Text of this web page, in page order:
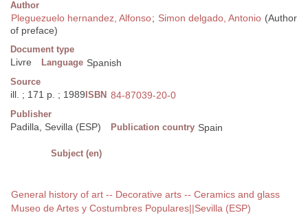
Author
Pleguezuelo hernandez, Alfonso; Simon delgado, Antonio (Author
of preface)
Document type
Livre Language Spanish
Source
ill. ; 171 p. ; 1989 ISBN 84-87039-20-0
Publisher
Padilla, Sevilla (ESP) Publication country Spain
Subject (en)
General history of art -- Decorative arts -- Ceramics and glass
Museo de Artes y Costumbres Populares||Sevilla (ESP)